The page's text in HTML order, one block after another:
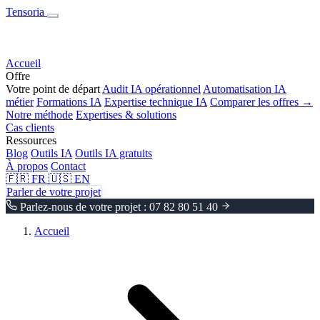
Tensoria
Accueil
Offre
Votre point de départ Audit IA opérationnel Automatisation IA
métier Formations IA Expertise technique IA Comparer les offres →
Notre méthode Expertises & solutions
Cas clients
Ressources
Blog Outils IA Outils IA gratuits
À propos Contact
🇫🇷 FR 🇺🇸 EN
Parler de votre projet
Parlez-nous de votre projet : 07 82 80 51 40
Accueil